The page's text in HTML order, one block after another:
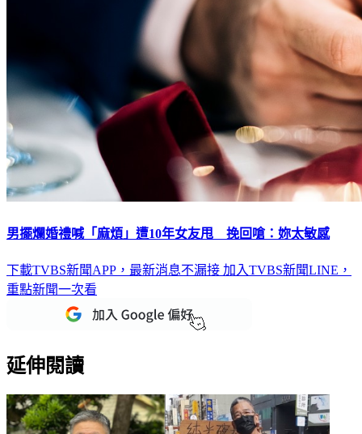
男擺爛婚禮喊「麻煩」遭10年女友甩 挽回嗆：妳太敏感
下載TVBS新聞APP，最新消息不漏接 加入TVBS新聞LINE，
重點新聞一次看
延伸閱讀